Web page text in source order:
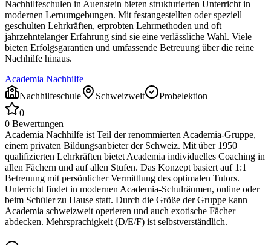
Nachhilfeschulen in Auenstein bieten strukturierten Unterricht in
modernen Lernumgebungen. Mit festangestellten oder speziell
geschulten Lehrkräften, erprobten Lehrmethoden und oft
jahrzehntelanger Erfahrung sind sie eine verlässliche Wahl. Viele
bieten Erfolgsgarantien und umfassende Betreuung über die reine
Nachhilfe hinaus.
Academia Nachhilfe
Nachhilfeschule
Schweizweit
Probelektion
0
0 Bewertungen
Academia Nachhilfe ist Teil der renommierten Academia-Gruppe,
einem privaten Bildungsanbieter der Schweiz. Mit über 1950
qualifizierten Lehrkräften bietet Academia individuelles Coaching in
allen Fächern und auf allen Stufen. Das Konzept basiert auf 1:1
Betreuung mit persönlicher Vermittlung des optimalen Tutors.
Unterricht findet in modernen Academia-Schulräumen, online oder
beim Schüler zu Hause statt. Durch die Größe der Gruppe kann
Academia schweizweit operieren und auch exotische Fächer
abdecken. Mehrsprachigkeit (D/E/F) ist selbstverständlich.